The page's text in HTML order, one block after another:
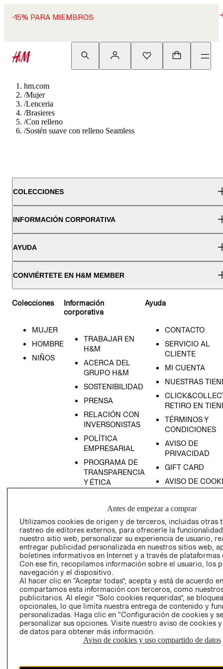
-15% PARA MIEMBROS
hm.com
/Mujer
/Lenceria
/Brasieres
/Con relleno
/Sostén suave con relleno Seamless
COLECCIONES
INFORMACIÓN CORPORATIVA
AYUDA
CONVIÉRTETE EN H&M MEMBER
Colecciones
MUJER
HOMBRE
NIÑOS
Información
corporativa
TRABAJAR EN
H&M
ACERCA DEL
GRUPO H&M
SOSTENIBILIDAD
PRENSA
RELACIÓN CON
INVERSONISTAS
POLÍTICA
EMPRESARIAL
PROGRAMA DE
TRANSPARENCIA
Y ÉTICA
PROGRAMA DE
Y ÉTICA (INGLÉS)
Ayuda
CONTACTO
SERVICIO AL
CLIENTE
MI CUENTA
NUESTRAS
RETIRO EN
TÉRMINOS Y
CONDICIONES
AVISO DE
PRIVACIDAD
GIFT CARD
AVISO DE
COMERCIO - SIC
PETICIONES
QUEJAS Y
RECLAMOS
Colombia ($)
CAMBIAR REGIÓN
Antes de empezar a comprar
Utilizamos cookies de origen y de terceros, incluidas otras
rastreo de editores externos, para ofrecerle la
nuestro sitio web, personalizar su experiencia de usuario,
entregar publicidad personalizada en nuestros sitios web,
boletines informativos en Internet y a través de plataformas
Con ese fin, recopilamos información sobre el usuario, los
navegación y el dispositivo.
Al hacer clic en “Aceptar todas”, acepta y está de acuerdo
compartamos esta información con terceros, como
publicitarios. Al elegir “Solo cookies requeridas”, se
opcionales, lo que limita nuestra entrega de contenido y
personalizadas. Haga clic en “Configuración de cookies y
personalizar sus opciones. Visite nuestro aviso de cookies
de datos para obtener más información.
Aviso de cookies y uso compartido de datos